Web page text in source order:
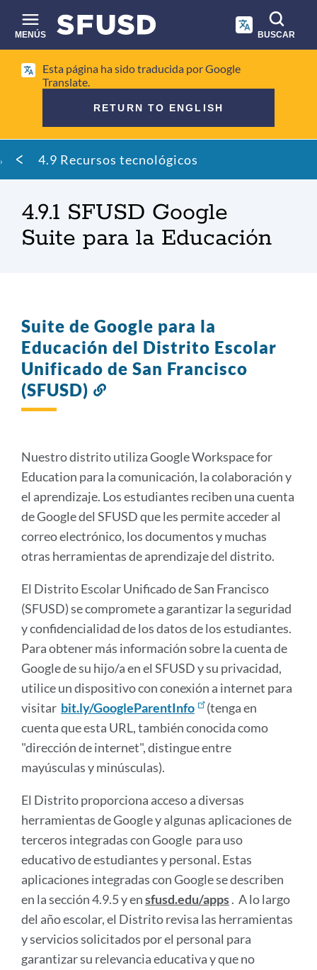
contenido
principal
MENÚS BUSCAR
BúsquedaEsta página ha sido traducida por Google
Translate.
RETURN TO ENGLISH
Migaja4.9 Recursos tecnológicos
4.9.1 SFUSD Google
Suite para la Educación
Suite de Google para la
Educación del Distrito Escolar
Unificado de San Francisco
(SFUSD)
Nuestro distrito utiliza Google Workspace for
Education para la comunicación, la colaboración y
el aprendizaje. Los estudiantes reciben una cuenta
de Google del SFUSD que les permite acceder al
correo electrónico, los documentos y muchas
otras herramientas de aprendizaje del distrito.
El Distrito Escolar Unificado de San Francisco
(SFUSD) se compromete a garantizar la seguridad
y confidencialidad de los datos de los estudiantes.
Para obtener más información sobre la cuenta de
Google de su hijo/a en el SFUSD y su privacidad,
utilice un dispositivo con conexión a internet para
visitar bit.ly/GoogleParentInfo
(tenga en
cuenta que esta URL, también conocida como
"dirección de internet", distingue entre
mayúsculas y minúsculas).
El Distrito proporciona acceso a diversas
herramientas de Google y algunas aplicaciones de
terceros integradas con Google para uso
educativo de estudiantes y personal. Estas
aplicaciones integradas con Google se describen
en la sección 4.9.5 y en sfusd.edu/apps . A lo largo
del año escolar, el Distrito revisa las herramientas
y servicios solicitados por el personal para
garantizar su relevancia educativa y que no